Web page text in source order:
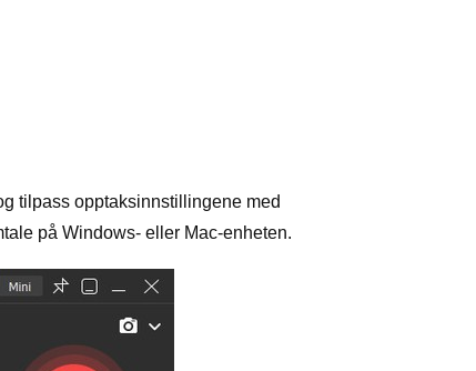
tilpass opptaksinnstillingene med
på Windows- eller Mac-enheten.